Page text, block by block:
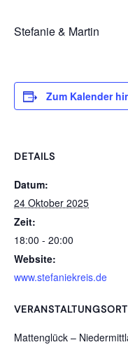
Stefanie & Martin
Zum Kalender
DETAILS
Datum:
24 Oktober 2025
Zeit:
18:00 - 20:00
Website:
www.stefaniekreis.de
VERANSTALTUNGSORT
Mattenglück –